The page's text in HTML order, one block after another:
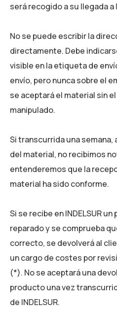
será recogido a su llegada a
No se puede escribir la
directamente. Debe
visible en la etiqueta de
envío, pero nunca sobre el
se aceptará el material sin
manipulado.
Si transcurrida una semana,
del material, no recibimos
entenderemos que la
material ha sido conforme.
Si se recibe en INDELSUR
reparado y se comprueba
correcto, se devolverá al
un cargo de costes por
(*). No se aceptará una
producto una vez
de INDELSUR.